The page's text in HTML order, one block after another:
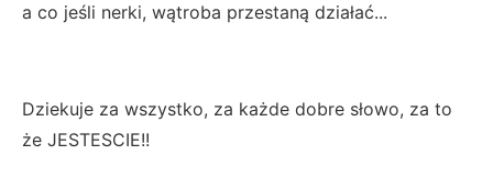
a co jeśli nerki, wątroba przestaną działać...
Dziekuje za wszystko, za każde dobre słowo, za to
że JESTESCIE!!